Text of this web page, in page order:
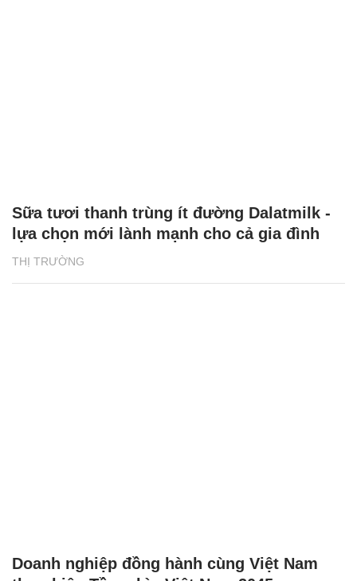
THỊ TRƯỜNG
Sữa tươi thanh trùng ít đường Dalatmilk -
lựa chọn mới lành mạnh cho cả gia đình
Doanh nghiệp đồng hành cùng Việt Nam